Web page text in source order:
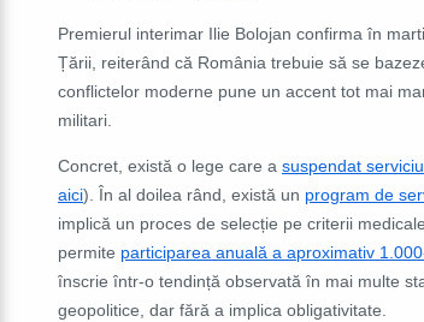
Premierul interimar Ilie Bolojan confirma în
Țării, reiterând că România trebuie să se
conflictelor moderne pune un accent tot mai
militari.
Concret, există o lege care a suspendat
aici). În al doilea rând, există un program de
implică un proces de selecție pe criterii
permite participarea anuală a aproximativ
înscrie într-o tendință observată în mai multe
geopolitice, dar fără a implica obligativitate.